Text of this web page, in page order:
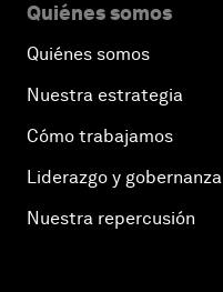
Quiénes somos
Quiénes somos
Nuestra estrategia
Cómo trabajamos
Liderazgo y gobernanza
Nuestra repercusión